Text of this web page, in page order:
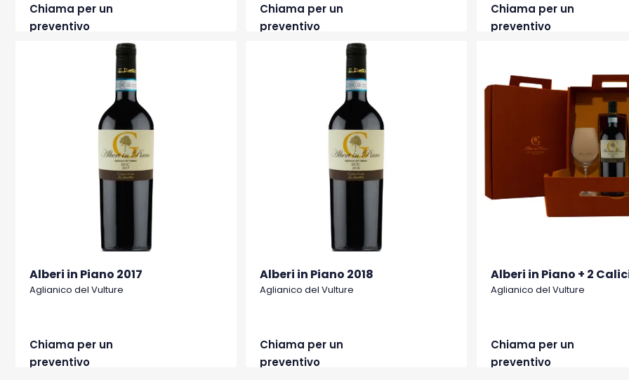
Chiama per un
preventivo
Chiama per un
preventivo
Chiama per un
preventivo
Alberi in Piano 2017
Aglianico del Vulture
Chiama per un
preventivo
Alberi in Piano 2018
Aglianico del Vulture
Chiama per un
preventivo
Alberi in Piano + 2
Aglianico del Vulture
Chiama per un
preventivo